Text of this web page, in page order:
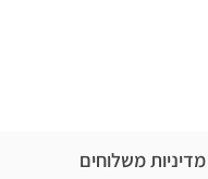
מדיניות משלוחים